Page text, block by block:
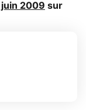
juin 2009 sur